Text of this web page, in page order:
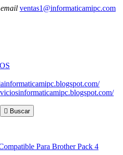
email ventas1@informaticamipc.com
 Buscar
Para Brother Pack 4